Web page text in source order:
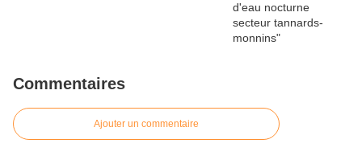
Commentaires
Ajouter un commentaire